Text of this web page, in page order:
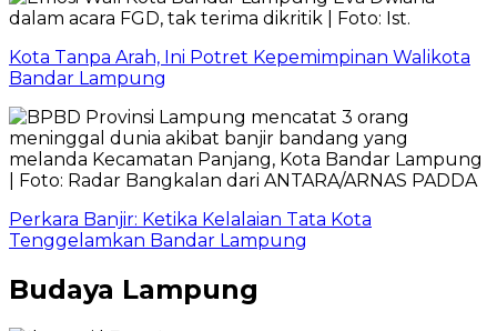
Kota Tanpa Arah, Ini Potret Kepemimpinan Walikota
Bandar Lampung
Perkara Banjir: Ketika Kelalaian Tata Kota
Tenggelamkan Bandar Lampung
Budaya Lampung